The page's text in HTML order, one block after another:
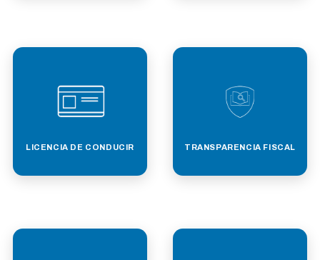
LICENCIA DE CONDUCIR TRANSPARENCIA FISCAL